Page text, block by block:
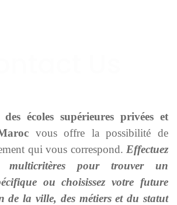
écoles supérieures privées et
vous offre la possibilité de
qui vous correspond. Effectuez
multicritères pour trouver un
ou choisissez votre future
de la ville, des métiers et du statut